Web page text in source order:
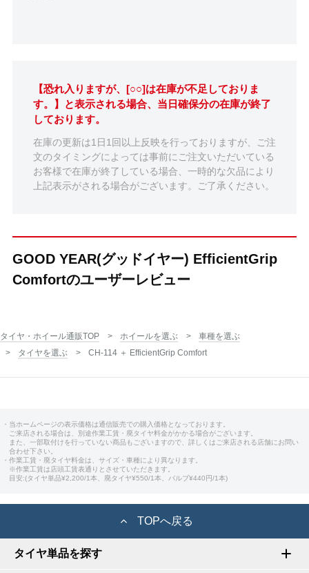
【恐れ入りますが、[○○]は在庫が不足しておりま
す。】と表示される場合、当日確保分の在庫が終了
しております。
在庫の更新は1日1回以上反映を行っておりますが、ご注
文のタイミングによっては事前にご注文いただいている
お客様で在庫が終了している場合、一時的な欠品により
上記表示がされる場合がございます。ご了承ください。
GOOD YEAR(グッドイヤー) EfficientGrip
Comfortのユーザーレビュー
タイヤ・ホイール通販TOP ホイールを選ぶ
車種を選ぶ
タイヤを選ぶ
CH-114 ＋ EfficientGrip Comfort
・当ホームページの表示価格は通信販売での購入価格となっております。
ご来店される場合は、別途作業工賃・廃タイヤ料金がかかる場合がございます。
また、一部取付けを行っていない商品もございますので、詳しくはご来店される店舗にお問い
合わせ下さい。
・作業工賃・廃タイヤ料金は、サイズ・車種により異なります。
※作業工賃は店頭工賃表通りとさせていただきます。
目安:(タイヤ単品¥2,200/1本、廃タイヤ¥550/1本、バルブ¥440円/1本)
TOPへ戻る
タイヤ単品を探す